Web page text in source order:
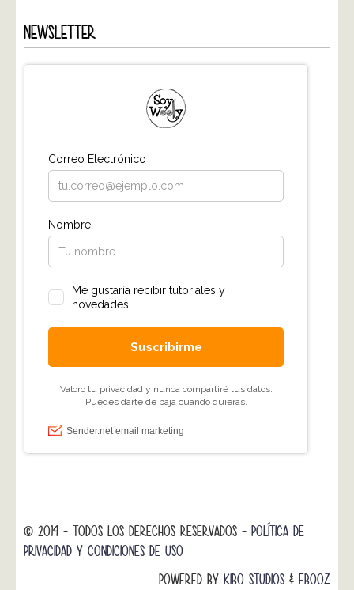
NEWSLETTER
© 2014 - TODOS LOS DERECHOS RESERVADOS - POLÍTICA DE
PRIVACIDAD Y CONDICIONES DE USO
POWERED BY KIBO STUDIOS & EBOOZ